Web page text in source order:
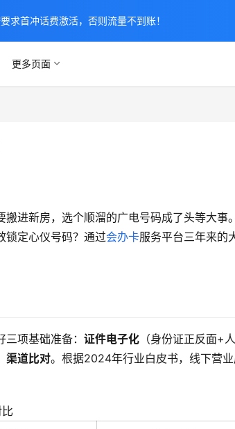
更多页面
进新房，选个顺溜的广电号码成了头等大事
锁定心仪号码？通过会办卡服务平台三年来的
项基础准备： 证件电子化 （身份证正反面+
渠道比对。根据2024年行业白皮书，线下营
求首冲话费激活，否则流量不到账！